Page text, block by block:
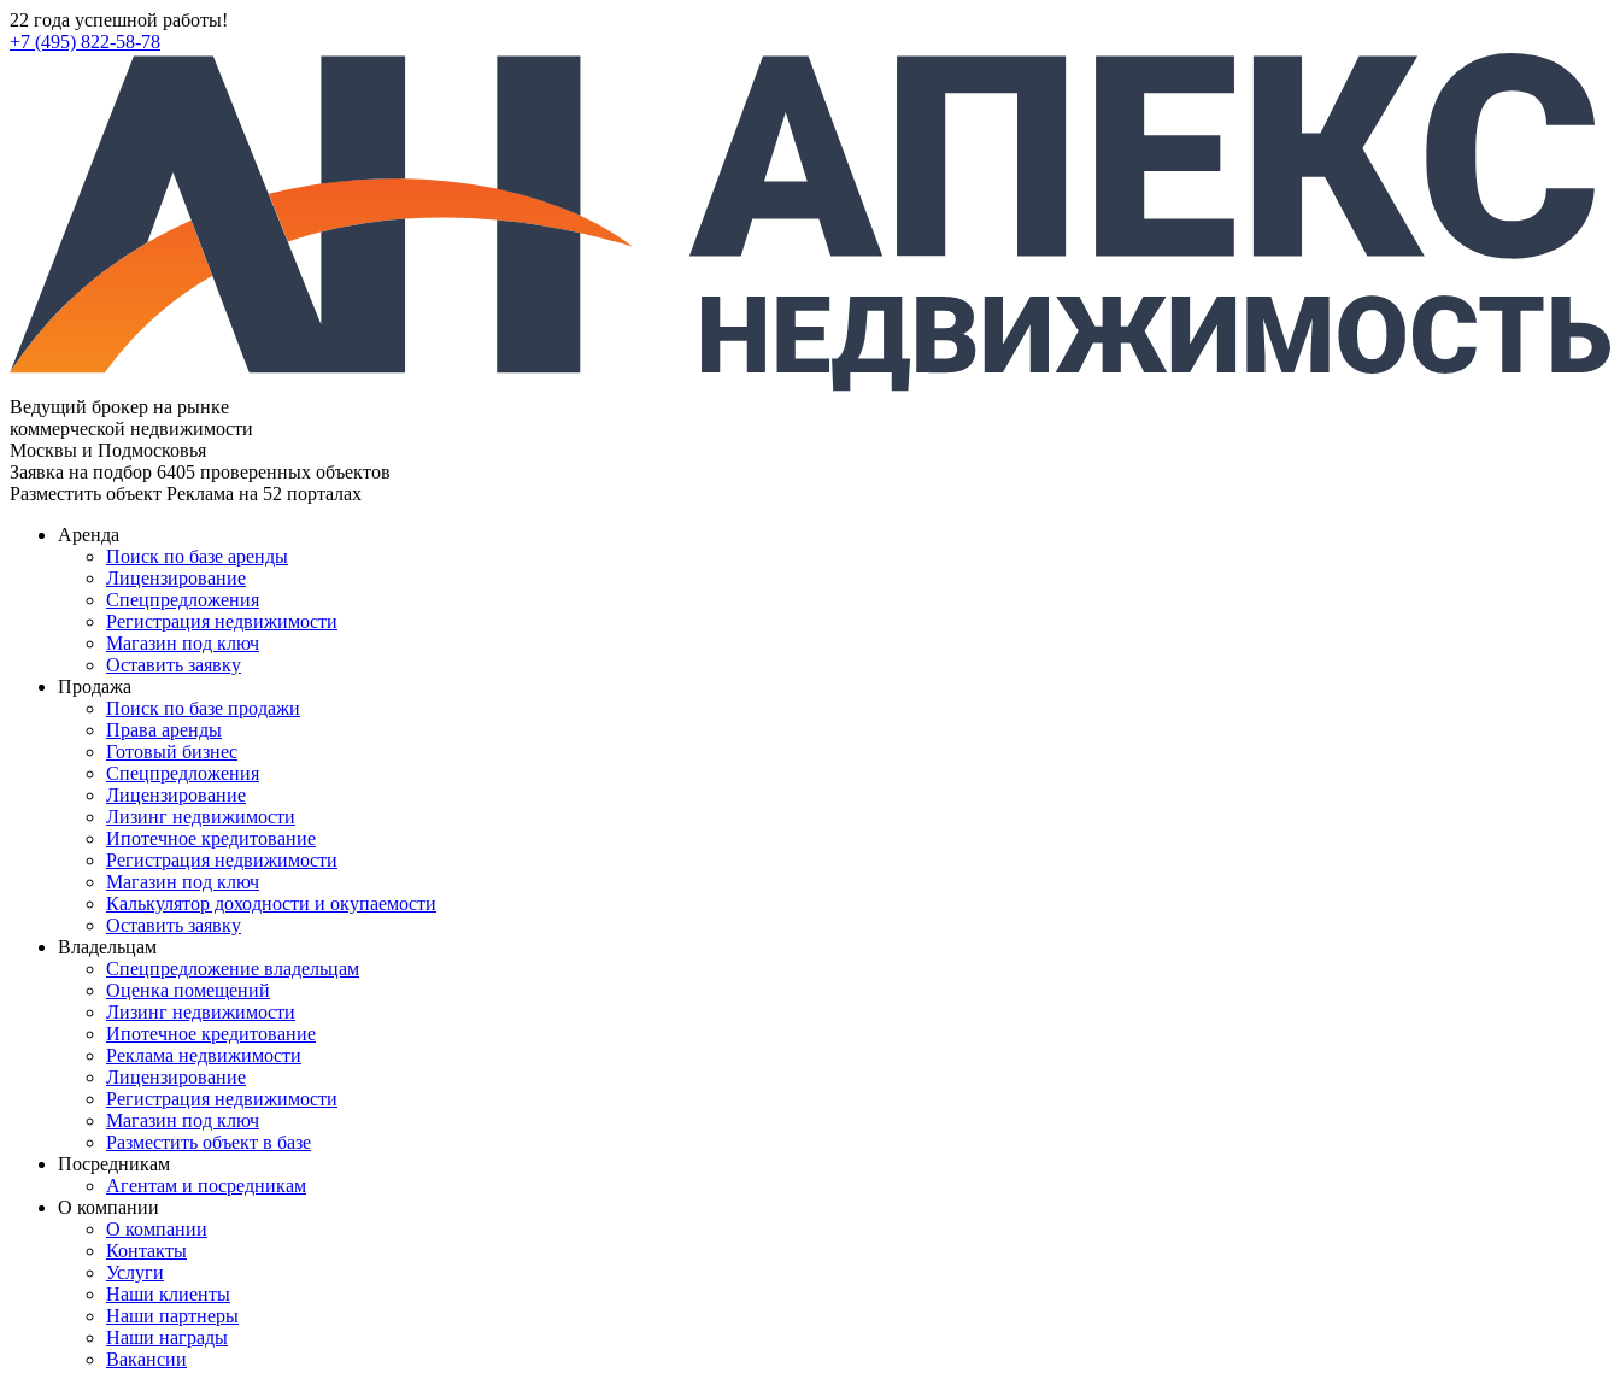
22 года успешной работы!
+7 (495) 822-58-78
Ведущий брокер на рынке
коммерческой недвижимости
Москвы и Подмосковья
Заявка на подбор 6405 проверенных объектов
Разместить объект Реклама на 52 порталах
Аренда
Поиск по базе аренды
Лицензирование
Спецпредложения
Регистрация недвижимости
Магазин под ключ
Оставить заявку
Продажа
Поиск по базе продажи
Права аренды
Готовый бизнес
Спецпредложения
Лицензирование
Лизинг недвижимости
Ипотечное кредитование
Регистрация недвижимости
Магазин под ключ
Калькулятор доходности и окупаемости
Оставить заявку
Владельцам
Спецпредложение владельцам
Оценка помещений
Лизинг недвижимости
Ипотечное кредитование
Реклама недвижимости
Лицензирование
Регистрация недвижимости
Магазин под ключ
Разместить объект в базе
Посредникам
Агентам и посредникам
О компании
О компании
Контакты
Услуги
Наши клиенты
Наши партнеры
Наши награды
Вакансии